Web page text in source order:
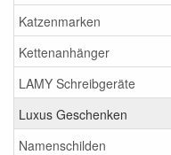
Katzenmarken
Kettenanhänger
LAMY Schreibgeräte
Luxus Geschenken
Namenschilden